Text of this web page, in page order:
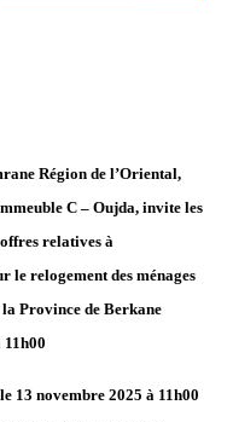
Région de l’Oriental,
C – Oujda, invite les
relatives à :
le relogement des ménages
Province de Berkane,
13 novembre 2025 à 11h00